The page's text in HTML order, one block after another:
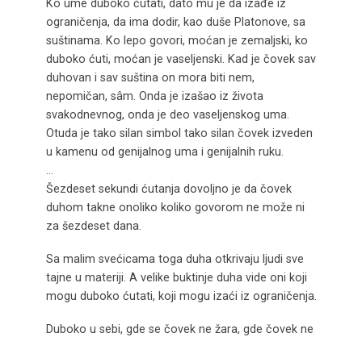
Ko ume duboko ćutati, dato mu je da izađe iz
ograničenja, da ima dodir, kao duše Platonove, sa
suštinama. Ko lepo govori, moćan je zemaljski, ko
duboko ćuti, moćan je vaseljenski. Kad je čovek sav
duhovan i sav suština on mora biti nem,
nepomičan, sâm. Onda je izašao iz života
svakodnevnog, onda je deo vaseljenskog uma.
Otuda je tako silan simbol tako silan čovek izveden
u kamenu od genijalnog uma i genijalnih ruku.
…
Šezdeset sekundi ćutanja dovoljno je da čovek
duhom takne onoliko koliko govorom ne može ni
za šezdeset dana.
Sa malim svećicama toga duha otkrivaju ljudi sve
tajne u materiji. A velike buktinje duha vide oni koji
mogu duboko ćutati, koji mogu izaći iz ograničenja.
Duboko u sebi, gde se čovek ne žara, gde čovek ne